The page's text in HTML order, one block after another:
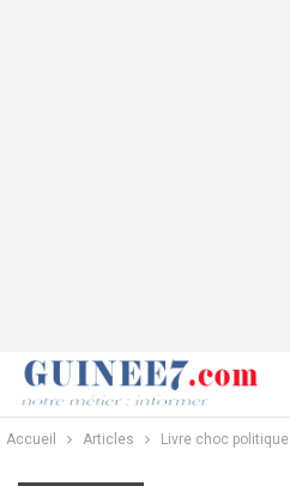
Accueil Articles Livre choc politique